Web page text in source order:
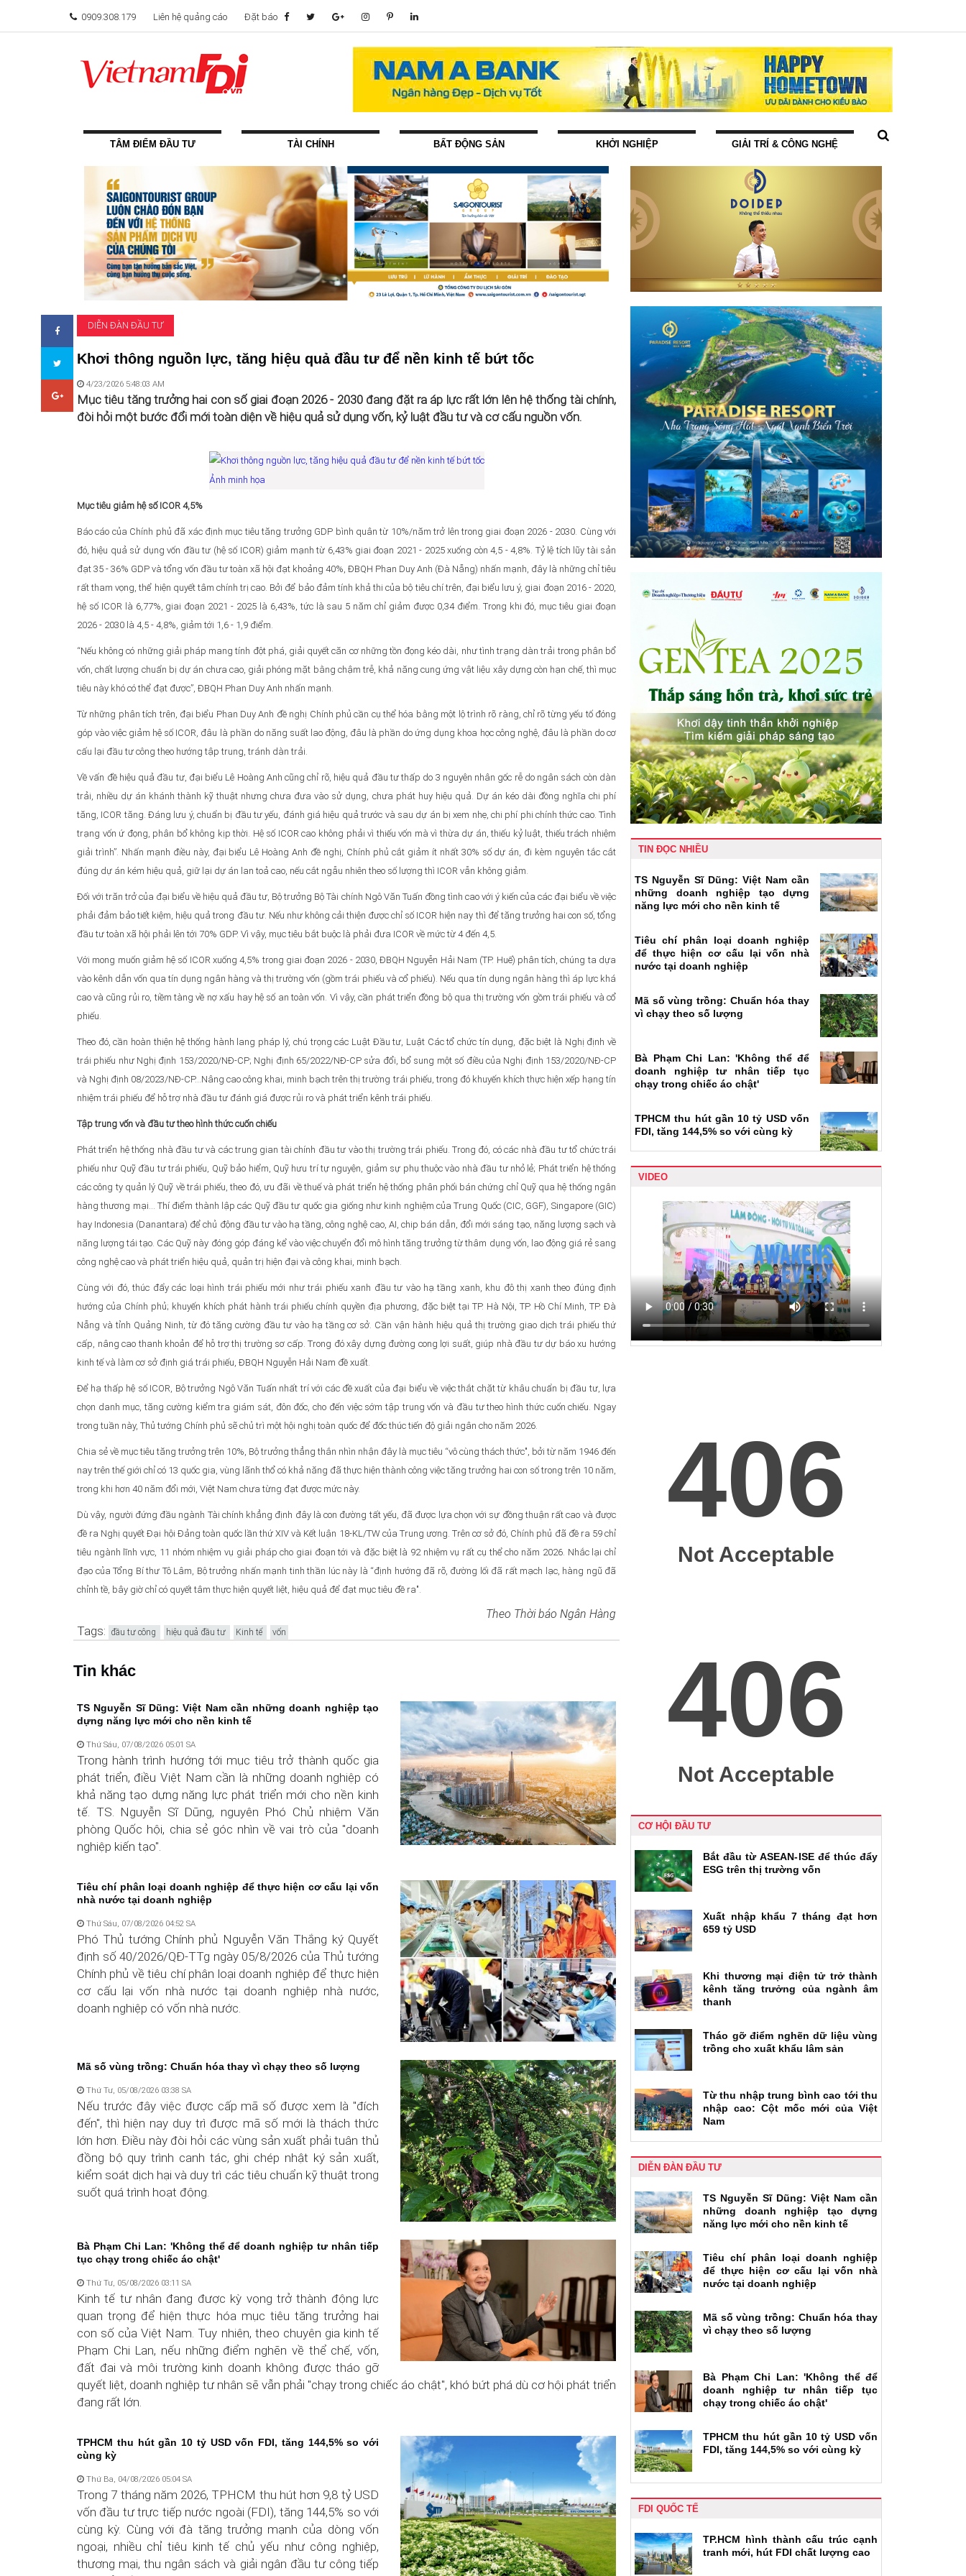
0909.308.179 Liên hệ quảng cáo Đặt báo
TÂM ĐIỂM ĐẦU TƯ TÀI CHÍNH BẤT ĐỘNG SẢN KHỞI NGHIỆP GIẢI TRÍ & CÔNG NGHỆ
DIỄN ĐÀN ĐẦU TƯ
Khơi thông nguồn lực, tăng hiệu quả đầu tư để nền kinh tế bứt tốc
4/23/2026 5:48:03 AM
Mục tiêu tăng trưởng hai con số giai đoạn 2026 - 2030 đang đặt ra áp lực rất lớn lên hệ thống tài chính,
đòi hỏi một bước đổi mới toàn diện về hiệu quả sử dụng vốn, kỷ luật đầu tư và cơ cấu nguồn vốn.
Ảnh minh họa
Mục tiêu giảm hệ số ICOR 4,5%
Báo cáo của Chính phủ đã xác định mục tiêu tăng trưởng GDP bình quân từ 10%/năm trở lên trong giai đoạn 2026 - 2030. Cùng với
đó, hiệu quả sử dụng vốn đầu tư (hệ số ICOR) giảm mạnh từ 6,43% giai đoạn 2021 - 2025 xuống còn 4,5 - 4,8%. Tỷ lệ tích lũy tài sản
đạt 35 - 36% GDP và tổng vốn đầu tư toàn xã hội đạt khoảng 40%, ĐBQH Phan Duy Anh (Đà Nẵng) nhấn mạnh, đây là những chỉ tiêu
rất tham vọng, thể hiện quyết tâm chính trị cao. Bởi để bảo đảm tính khả thi của bộ tiêu chí trên, đại biểu lưu ý, giai đoạn 2016 - 2020,
hệ số ICOR là 6,77%, giai đoạn 2021 - 2025 là 6,43%, tức là sau 5 năm chỉ giảm được 0,34 điểm. Trong khi đó, mục tiêu giai đoạn
2026 - 2030 là 4,5 - 4,8%, giảm tới 1,6 - 1,9 điểm.
“Nếu không có những giải pháp mang tính đột phá, giải quyết căn cơ những tồn đọng kéo dài, như tình trạng dàn trải trong phân bổ
vốn, chất lượng chuẩn bị dự án chưa cao, giải phóng mặt bằng chậm trễ, khả năng cung ứng vật liệu xây dựng còn hạn chế, thì mục
tiêu này khó có thể đạt được”, ĐBQH Phan Duy Anh nhấn mạnh.
Từ những phân tích trên, đại biểu Phan Duy Anh đề nghị Chính phủ cần cụ thể hóa bằng một lộ trình rõ ràng, chỉ rõ từng yếu tố đóng
góp vào việc giảm hệ số ICOR, đâu là phần do năng suất lao động, đâu là phần do ứng dụng khoa học công nghệ, đâu là phần do cơ
cấu lại đầu tư công theo hướng tập trung, tránh dàn trải.
Về vấn đề hiệu quả đầu tư, đại biểu Lê Hoàng Anh cũng chỉ rõ, hiệu quả đầu tư thấp do 3 nguyên nhân gốc rễ do ngân sách còn dàn
trải, nhiều dự án khánh thành kỹ thuật nhưng chưa đưa vào sử dụng, chưa phát huy hiệu quả. Dự án kéo dài đồng nghĩa chi phí
tăng, ICOR tăng. Đáng lưu ý, chuẩn bị đầu tư yếu, đánh giá hiệu quả trước và sau dự án bị xem nhẹ, chi phí phi chính thức cao. Tình
trạng vốn ứ đọng, phân bổ không kịp thời. Hệ số ICOR cao không phải vì thiếu vốn mà vì thừa dự án, thiếu kỷ luật, thiếu trách nhiệm
giải trình”. Nhấn mạnh điều này, đại biểu Lê Hoàng Anh đề nghị, Chính phủ cắt giảm ít nhất 30% số dự án, đi kèm nguyên tắc cắt
đúng dự án kém hiệu quả, giữ lại dự án lan toả cao, nếu cắt ngẫu nhiên theo số lượng thì ICOR vẫn không giảm.
Đối với trăn trở của đại biểu về hiệu quả đầu tư, Bộ trưởng Bộ Tài chính Ngô Văn Tuấn đồng tình cao với ý kiến của các đại biểu về việc
phải đảm bảo tiết kiệm, hiệu quả trong đầu tư. Nếu như không cải thiện được chỉ số ICOR hiện nay thì để tăng trưởng hai con số, tổng
đầu tư toàn xã hội phải lên tới 70% GDP. Vì vậy, mục tiêu bắt buộc là phải đưa ICOR về mức từ 4 đến 4,5.
Với mong muốn giảm hệ số ICOR xuống 4,5% trong giai đoạn 2026 - 2030, ĐBQH Nguyễn Hải Nam (TP. Huế) phân tích, chúng ta dựa
vào kênh dẫn vốn qua tín dụng ngân hàng và thị trường vốn (gồm trái phiếu và cổ phiếu). Nếu qua tín dụng ngân hàng thì áp lực khá
cao và cũng rủi ro, tiềm tàng về nợ xấu hay hệ số an toàn vốn. Vì vậy, cần phát triển đồng bộ qua thị trường vốn gồm trái phiếu và cổ
phiếu.
Theo đó, cần hoàn thiện hệ thống hành lang pháp lý, chú trọng các Luật Đầu tư, Luật Các tổ chức tín dụng, đặc biệt là Nghị định về
trái phiếu như Nghị định 153/2020/NĐ-CP; Nghị định 65/2022/NĐ-CP sửa đổi, bổ sung một số điều của Nghị định 153/2020/NĐ-CP
và Nghị định 08/2023/NĐ-CP…Nâng cao công khai, minh bạch trên thị trường trái phiếu, trong đó khuyến khích thực hiện xếp hạng tín
nhiệm trái phiếu để hỗ trợ nhà đầu tư đánh giá được rủi ro và phát triển kênh trái phiếu.
Tập trung vốn và đầu tư theo hình thức cuốn chiếu
Phát triển hệ thống nhà đầu tư và các trung gian tài chính đầu tư vào thị trường trái phiếu. Trong đó, có các nhà đầu tư tổ chức trái
phiếu như Quỹ đầu tư trái phiếu, Quỹ bảo hiểm, Quỹ hưu trí tự nguyện, giảm sự phụ thuộc vào nhà đầu tư nhỏ lẻ; Phát triển hệ thống
các công ty quản lý Quỹ về trái phiếu, theo đó, ưu đãi về thuế và phát triển hệ thống phân phối bán chứng chỉ Quỹ qua hệ thống ngân
hàng thương mại... Thí điểm thành lập các Quỹ đầu tư quốc gia giống như kinh nghiệm của Trung Quốc (CIC, GGF), Singapore (GIC)
hay Indonesia (Danantara) để chủ động đầu tư vào hạ tầng, công nghệ cao, AI, chip bán dẫn, đổi mới sáng tạo, năng lượng sạch và
năng lượng tái tạo. Các Quỹ này đóng góp đáng kể vào việc chuyển đổi mô hình tăng trưởng từ thâm dụng vốn, lao động giá rẻ sang
công nghệ cao và phát triển hiệu quả, quản trị hiện đại và công khai, minh bạch.
Cùng với đó, thúc đẩy các loại hình trái phiếu mới như trái phiếu xanh đầu tư vào hạ tầng xanh, khu đô thị xanh theo đúng định
hướng của Chính phủ; khuyến khích phát hành trái phiếu chính quyền địa phương, đặc biệt tại TP. Hà Nội, TP. Hồ Chí Minh, TP. Đà
Nẵng và tỉnh Quảng Ninh, từ đó tăng cường đầu tư vào hạ tầng cơ sở. Cần vận hành hiệu quả thị trường giao dịch trái phiếu thứ
cấp, nâng cao thanh khoản để hỗ trợ thị trường sơ cấp. Trong đó xây dựng đường cong lợi suất, giúp nhà đầu tư dự báo xu hướng
kinh tế và làm cơ sở định giá trái phiếu, ĐBQH Nguyễn Hải Nam đề xuất.
Để hạ thấp hệ số ICOR, Bộ trưởng Ngô Văn Tuấn nhất trí với các đề xuất của đại biểu về việc thắt chặt từ khâu chuẩn bị đầu tư, lựa
chọn danh mục, tăng cường kiểm tra giám sát, đôn đốc, cho đến việc sớm tập trung vốn và đầu tư theo hình thức cuốn chiếu. Ngay
trong tuần này, Thủ tướng Chính phủ sẽ chủ trì một hội nghị toàn quốc để đốc thúc tiến độ giải ngân cho năm 2026.
Chia sẻ về mục tiêu tăng trưởng trên 10%, Bộ trưởng thẳng thắn nhìn nhận đây là mục tiêu “vô cùng thách thức", bởi từ năm 1946 đến
nay trên thế giới chỉ có 13 quốc gia, vùng lãnh thổ có khả năng đã thực hiện thành công việc tăng trưởng hai con số trong trên 10 năm,
trong khi hơn 40 năm đổi mới, Việt Nam chưa từng đạt được mức này.
Dù vậy, người đứng đầu ngành Tài chính khẳng định đây là con đường tất yếu, đã được lựa chọn với sự đồng thuận rất cao và được
đề ra Nghị quyết Đại hội Đảng toàn quốc lần thứ XIV và Kết luận 18-KL/TW của Trung ương. Trên cơ sở đó, Chính phủ đã đề ra 59 chỉ
tiêu ngành lĩnh vực, 11 nhóm nhiệm vụ giải pháp cho giai đoạn tới và đặc biệt là 92 nhiệm vụ rất cụ thể cho năm 2026. Nhắc lại chỉ
đạo của Tổng Bí thư Tô Lâm, Bộ trưởng nhấn mạnh tinh thần lúc này là “định hướng đã rõ, đường lối đã rất mạch lạc, hàng ngũ đã
chỉnh tề, bây giờ chỉ có quyết tâm thực hiện quyết liệt, hiệu quả để đạt mục tiêu đề ra".
Theo Thời báo Ngân Hàng
Tags: đầu tư công hiệu quả đầu tư Kinh tế vốn
Tin khác
TS Nguyễn Sĩ Dũng: Việt Nam cần những doanh nghiệp tạo
dựng năng lực mới cho nền kinh tế
Thứ Sáu, 07/08/2026 05:01 SA
Trong hành trình hướng tới mục tiêu trở thành quốc gia
phát triển, điều Việt Nam cần là những doanh nghiệp có
khả năng tạo dựng năng lực phát triển mới cho nền kinh
tế. TS. Nguyễn Sĩ Dũng, nguyên Phó Chủ nhiệm Văn
phòng Quốc hội, chia sẻ góc nhìn về vai trò của "doanh
nghiệp kiến tạo".
Tiêu chí phân loại doanh nghiệp để thực hiện cơ cấu lại vốn
nhà nước tại doanh nghiệp
Thứ Sáu, 07/08/2026 04:52 SA
Phó Thủ tướng Chính phủ Nguyễn Văn Thắng ký Quyết
định số 40/2026/QĐ-TTg ngày 05/8/2026 của Thủ tướng
Chính phủ về tiêu chí phân loại doanh nghiệp để thực hiện
cơ cấu lại vốn nhà nước tại doanh nghiệp nhà nước,
doanh nghiệp có vốn nhà nước.
Mã số vùng trồng: Chuẩn hóa thay vì chạy theo số lượng
Thứ Tư, 05/08/2026 03:38 SA
Nếu trước đây việc được cấp mã số được xem là "đích
đến", thì hiện nay duy trì được mã số mới là thách thức
lớn hơn. Điều này đòi hỏi các vùng sản xuất phải tuân thủ
đồng bộ quy trình canh tác, ghi chép nhật ký sản xuất,
kiểm soát dịch hại và duy trì các tiêu chuẩn kỹ thuật trong
suốt quá trình hoạt động.
Bà Phạm Chi Lan: 'Không thể để doanh nghiệp tư nhân tiếp
tục chạy trong chiếc áo chật'
Thứ Tư, 05/08/2026 03:11 SA
Kinh tế tư nhân đang được kỳ vọng trở thành động lực
quan trọng để hiện thực hóa mục tiêu tăng trưởng hai
con số của Việt Nam. Tuy nhiên, theo chuyên gia kinh tế
Phạm Chi Lan, nếu những điểm nghẽn về thể chế, vốn,
đất đai và môi trường kinh doanh không được tháo gỡ
quyết liệt, doanh nghiệp tư nhân sẽ vẫn phải "chạy trong chiếc áo chật", khó bứt phá dù cơ hội phát triển
đang rất lớn.
TPHCM thu hút gần 10 tỷ USD vốn FDI, tăng 144,5% so với
cùng kỳ
Thứ Ba, 04/08/2026 05:04 SA
Trong 7 tháng năm 2026, TPHCM thu hút hơn 9,8 tỷ USD
vốn đầu tư trực tiếp nước ngoài (FDI), tăng 144,5% so với
cùng kỳ. Cùng với đà tăng trưởng mạnh của dòng vốn
ngoại, nhiều chỉ tiêu kinh tế chủ yếu như công nghiệp,
thương mại, thu ngân sách và giải ngân đầu tư công tiếp
TIN ĐỌC NHIỀU
TS Nguyễn Sĩ Dũng: Việt Nam cần
những doanh nghiệp tạo dựng
năng lực mới cho nền kinh tế
Tiêu chí phân loại doanh nghiệp
để thực hiện cơ cấu lại vốn nhà
nước tại doanh nghiệp
Mã số vùng trồng: Chuẩn hóa thay
vì chạy theo số lượng
Bà Phạm Chi Lan: 'Không thể để
doanh nghiệp tư nhân tiếp tục
chạy trong chiếc áo chật'
TPHCM thu hút gần 10 tỷ USD vốn
FDI, tăng 144,5% so với cùng kỳ
VIDEO
CƠ HỘI ĐẦU TƯ
Bắt đầu từ ASEAN-ISE để thúc đẩy
ESG trên thị trường vốn
Xuất nhập khẩu 7 tháng đạt hơn
659 tỷ USD
Khi thương mại điện tử trở thành
kênh tăng trưởng của ngành âm
thanh
Tháo gỡ điểm nghẽn dữ liệu vùng
trồng cho xuất khẩu lâm sản
Từ thu nhập trung bình cao tới thu
nhập cao: Cột mốc mới của Việt
Nam
DIỄN ĐÀN ĐẦU TƯ
TS Nguyễn Sĩ Dũng: Việt Nam cần
những doanh nghiệp tạo dựng
năng lực mới cho nền kinh tế
Tiêu chí phân loại doanh nghiệp
để thực hiện cơ cấu lại vốn nhà
nước tại doanh nghiệp
Mã số vùng trồng: Chuẩn hóa thay
vì chạy theo số lượng
Bà Phạm Chi Lan: 'Không thể để
doanh nghiệp tư nhân tiếp tục
chạy trong chiếc áo chật'
TPHCM thu hút gần 10 tỷ USD vốn
FDI, tăng 144,5% so với cùng kỳ
FDI QUỐC TẾ
TP.HCM hình thành cấu trúc cạnh
tranh mới, hút FDI chất lượng cao